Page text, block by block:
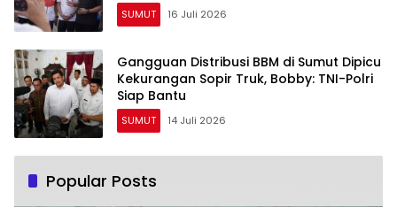
SUMUT 16 Juli 2026
Gangguan Distribusi BBM di Sumut Dipicu
Kekurangan Sopir Truk, Bobby: TNI-Polri
Siap Bantu
SUMUT 14 Juli 2026
Popular Posts